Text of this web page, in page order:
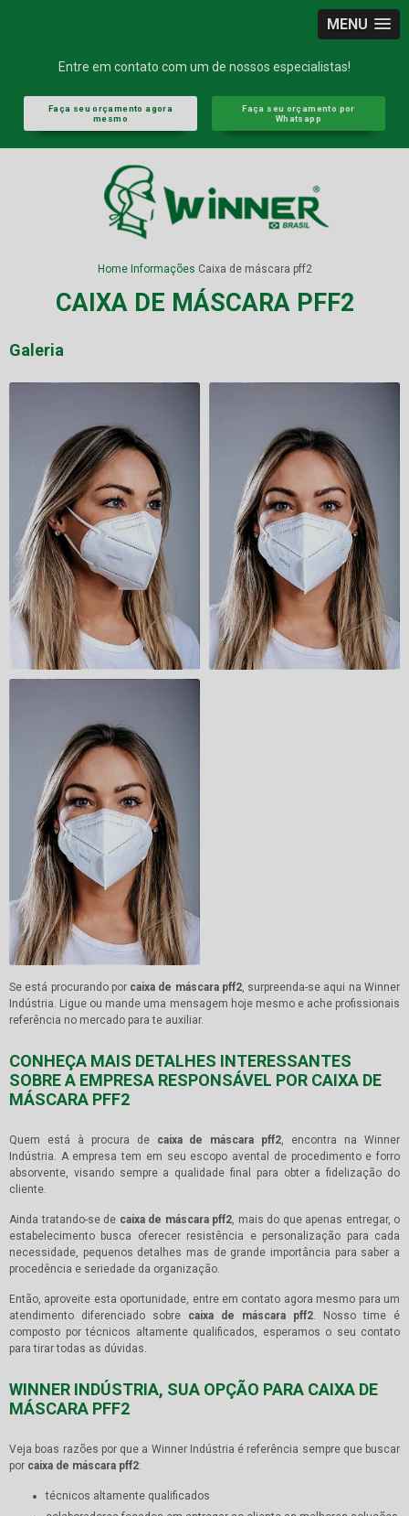
MENU
Entre em contato com um de nossos especialistas!
Faça seu orçamento agora
mesmo
Faça seu orçamento por
Whatsapp
Home Informações Caixa de máscara pff2
CAIXA DE MÁSCARA PFF2
Galeria
Se está procurando por caixa de máscara pff2, surpreenda-se aqui na Winner
Indústria. Ligue ou mande uma mensagem hoje mesmo e ache profissionais
referência no mercado para te auxiliar.
CONHEÇA MAIS DETALHES INTERESSANTES
SOBRE A EMPRESA RESPONSÁVEL POR CAIXA DE
MÁSCARA PFF2
Quem está à procura de caixa de máscara pff2, encontra na Winner
Indústria. A empresa tem em seu escopo avental de procedimento e forro
absorvente, visando sempre a qualidade final para obter a fidelização do
cliente.
Ainda tratando-se de caixa de máscara pff2, mais do que apenas entregar, o
estabelecimento busca oferecer resistência e personalização para cada
necessidade, pequenos detalhes mas de grande importância para saber a
procedência e seriedade da organização.
Então, aproveite esta oportunidade, entre em contato agora mesmo para um
atendimento diferenciado sobre caixa de máscara pff2. Nosso time é
composto por técnicos altamente qualificados, esperamos o seu contato
para tirar todas as dúvidas.
WINNER INDÚSTRIA, SUA OPÇÃO PARA CAIXA DE
MÁSCARA PFF2
Veja boas razões por que a Winner Indústria é referência sempre que buscar
por caixa de máscara pff2:
técnicos altamente qualificados